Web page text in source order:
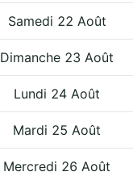
Samedi 22 Août
Dimanche 23 Août
Lundi 24 Août
Mardi 25 Août
Mercredi 26 Août